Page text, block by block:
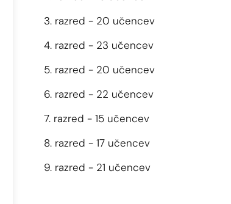
3. razred - 20 učencev
4. razred - 23 učencev
5. razred - 20 učencev
6. razred - 22 učencev
7. razred - 15 učencev
8. razred - 17 učencev
9. razred - 21 učencev